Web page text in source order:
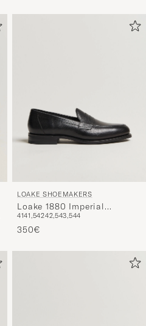
LOAKE SHOEMAKERS
Loake 1880 Imperial
Grained Penny Loafer Black
4141,54242,543,544
350€